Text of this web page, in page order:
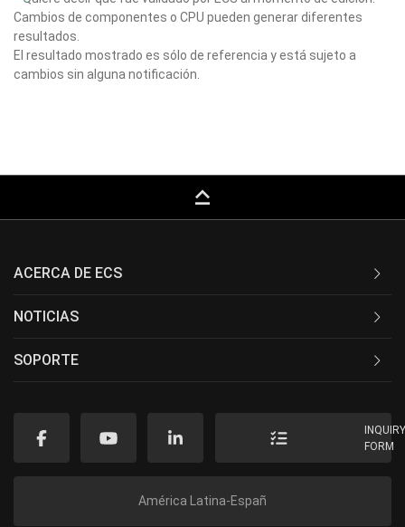
Cambios de componentes o CPU pueden generar diferentes
resultados.
El resultado mostrado es sólo de referencia y está sujeto a
cambios sin alguna notificación.
keyboard_capslock
ACERCA DE ECS
NOTICIAS
SOPORTE
FORM
América Latina-Españ